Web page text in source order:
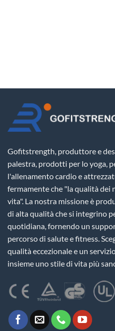
Gofitstrength, produttore e
palestra, prodotti per lo yoga,
l'allenamento cardio e
fermamente che "la qualità
vita". La nostra missione è
di alta qualità che si integrino
quotidiana, fornendo un
percorso di salute e fitness.
qualità eccezionale e un
insieme uno stile di vita più